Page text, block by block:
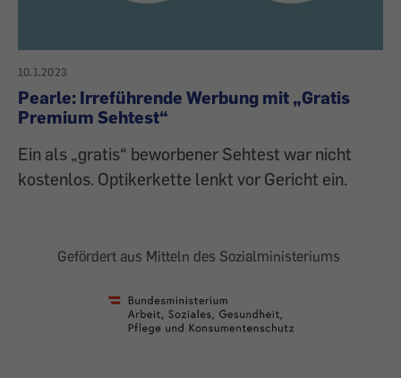
10.1.2023
Pearle: Irreführende Werbung mit „Gratis
Premium Sehtest“
Ein als „gratis“ beworbener Sehtest war nicht
kostenlos. Optikerkette lenkt vor Gericht ein.
Gefördert aus Mitteln des Sozialministeriums